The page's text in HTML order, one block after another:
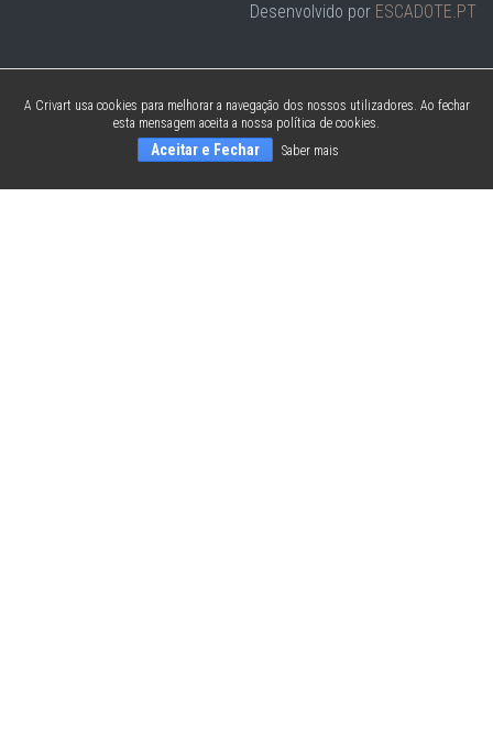
Desenvolvido por ESCADOTE.PT
A Crivart usa cookies para melhorar a navegação dos nossos utilizadores. Ao fechar
esta mensagem aceita a nossa política de cookies.
Aceitar e Fechar Saber mais